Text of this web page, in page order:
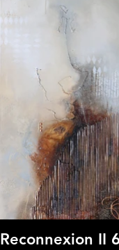
Reconnexion II